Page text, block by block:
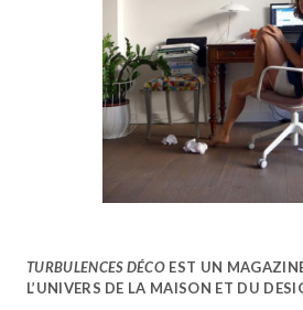
TURBULENCES DÉCO EST UN
L’UNIVERS DE LA MAISON ET DU